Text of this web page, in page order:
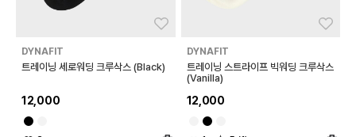
DYNAFIT
트레이닝 세로워딩 크루삭스 (Black)
12,000
DYNAFIT
트레이닝 스트라이프 빅워딩 크루삭스
(Vanilla)
12,000